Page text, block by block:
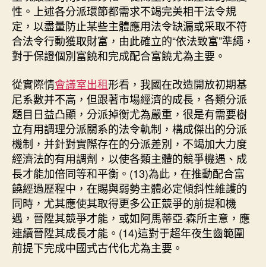
性。上述各分派環節都需求不竭完美相干法令規
定，以盡量防止某些主體應用法令缺漏或采取不符
合法令行動獲取財富，由此確立的“依法致富”準繩，
對于保證個別富饒和完成配合富饒尤為主要。
從實際情會議室出租形看，我國在改造開放初期基
尼系數并不高，但跟著市場經濟的成長，各類分派
題目日益凸顯，分派掉衡尤為嚴重，很是有需要樹
立有用調理分派關系的法令軌制，構成傑出的分派
機制，并針對實際存在的分派差別，不竭加大力度
經濟法的有用調劑，以使各類主體的競爭機遇、成
長才能加倍同等和平衡。(13)為此，在推動配合富
饒經過歷程中，在賜與弱勢主體必定傾斜性維護的
同時，尤其應使其取得更多公正競爭的前提和機
遇，晉陞其競爭才能，或如阿馬蒂亞·森所主意，應
連續晉陞其成長才能。(14)這對于超年夜生齒範圍
前提下完成中國式古代化尤為主要。